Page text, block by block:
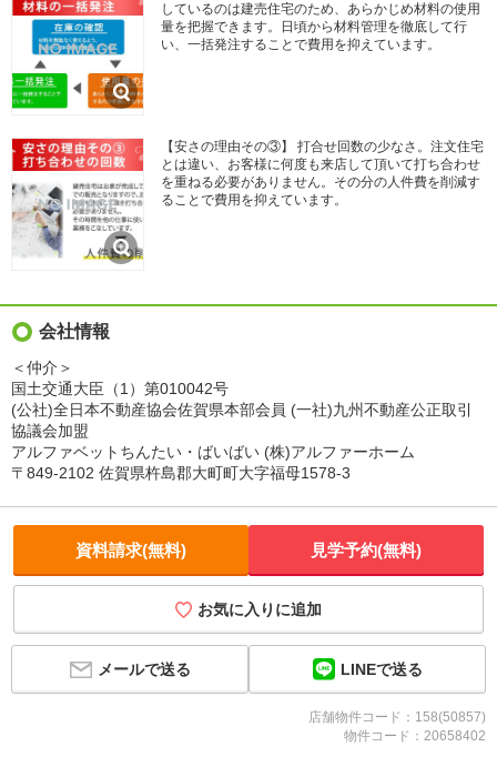
しているのは建売住宅のため、あらかじめ材料の使用
量を把握できます。日頃から材料管理を徹底して行
い、一括発注することで費用を抑えています。
【安さの理由その③】 打合せ回数の少なさ。注文住宅
とは違い、お客様に何度も来店して頂いて打ち合わせ
を重ねる必要がありません。その分の人件費を削減す
ることで費用を抑えています。
会社情報
＜仲介＞
国土交通大臣（1）第010042号
(公社)全日本不動産協会佐賀県本部会員 (一社)九州不動産公正取引
協議会加盟
アルファベットちんたい・ばいばい (株)アルファーホーム
〒849-2102 佐賀県杵島郡大町町大字福母1578-3
資料請求(無料) 見学予約(無料)
お気に入りに追加
メールで送る LINEで送る
店舗物件コード：158(50857)
物件コード：20658402